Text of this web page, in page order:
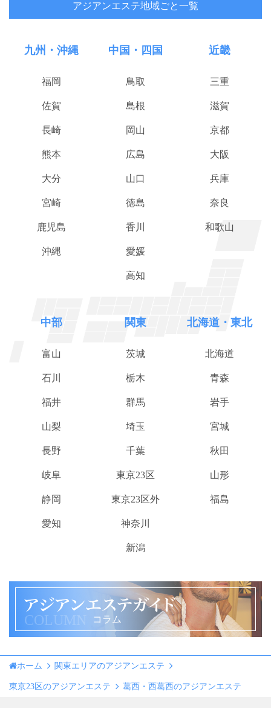
アジアンエステ地域ごと一覧
九州・沖縄
福岡
佐賀
長崎
熊本
大分
宮崎
鹿児島
沖縄
中国・四国
鳥取
島根
岡山
広島
山口
徳島
香川
愛媛
高知
近畿
三重
滋賀
京都
大阪
兵庫
奈良
和歌山
中部
富山
石川
福井
山梨
長野
岐阜
静岡
愛知
関東
茨城
栃木
群馬
埼玉
千葉
東京23区
東京23区外
神奈川
新潟
北海道・東北
北海道
青森
岩手
宮城
秋田
山形
福島
COLUMN コラム
ホーム 関東エリアのアジアンエステ
東京23区のアジアンエステ 葛西・西葛西のアジアンエステ